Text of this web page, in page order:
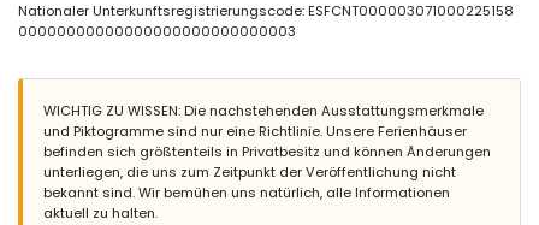
Privater Pool mit den Maßen 10 m x 5 m und 2 m Tiefe
Wunderschöner Garten mit Rasen und Bäumen sowie Gartenmöbeln
2 Terrassen
Außenküche und Grill
Sitzbereich im Freien
2 private überdachte Parkplätze
Weitere Informationen
Nächste Stadt: Jávea (innerhalb von 5 Kilometern von der Villa)
Nationaler Unterkunftsregistrierungscode: ESFCNT000003071000225158
00000000000000000000000000003
WICHTIG ZU WISSEN: Die nachstehenden Ausstattungsmerkmale
und Piktogramme sind nur eine Richtlinie. Unsere Ferienhäuser
befinden sich größtenteils in Privatbesitz und können Änderungen
unterliegen, die uns zum Zeitpunkt der Veröffentlichung nicht
bekannt sind. Wir bemühen uns natürlich, alle Informationen
aktuell zu halten.